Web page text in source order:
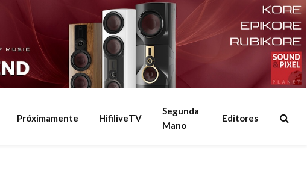
Próximamente HifiliveTV
Segunda
Mano
Editores